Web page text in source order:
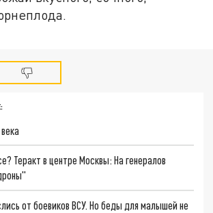
Теракт в центре Москвы: На генералов
от боевиков ВСУ. Но беды для малышей не